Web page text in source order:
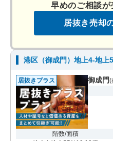
早めのご相談が
居抜き売却
港区（御成門）地上4-地上
居抜きプラス 御成門(
階数/面積